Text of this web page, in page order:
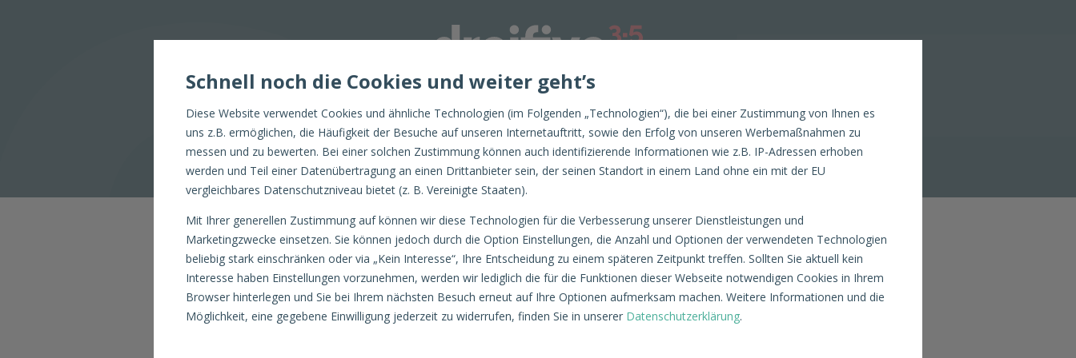
Schnell noch die Cookies und weiter geht’s
Diese Website verwendet Cookies und ähnliche Technologien (im Folgenden „Technologien“), die bei einer Zustimmung von Ihnen es
uns z.B. ermöglichen, die Häufigkeit der Besuche auf unseren Internetauftritt, sowie den Erfolg von unseren Werbemaßnahmen zu
messen und zu bewerten. Bei einer solchen Zustimmung können auch identifizierende Informationen wie z.B. IP-Adressen erhoben
werden und Teil einer Datenübertragung an einen Drittanbieter sein, der seinen Standort in einem Land ohne ein mit der EU
vergleichbares Datenschutzniveau bietet (z. B. Vereinigte Staaten).
Mit Ihrer generellen Zustimmung auf können wir diese Technologien für die Verbesserung unserer Dienstleistungen und
Marketingzwecke einsetzen. Sie können jedoch durch die Option Einstellungen, die Anzahl und Optionen der verwendeten Technologien
beliebig stark einschränken oder via „Kein Interesse“, Ihre Entscheidung zu einem späteren Zeitpunkt treffen. Sollten Sie aktuell kein
Interesse haben Einstellungen vorzunehmen, werden wir lediglich die für die Funktionen dieser Webseite notwendigen Cookies in Ihrem
Browser hinterlegen und Sie bei Ihrem nächsten Besuch erneut auf Ihre Optionen aufmerksam machen. Weitere Informationen und die
Möglichkeit, eine gegebene Einwilligung jederzeit zu widerrufen, finden Sie in unserer Datenschutzerklärung.
Optimize
SOCIAL MEDIA